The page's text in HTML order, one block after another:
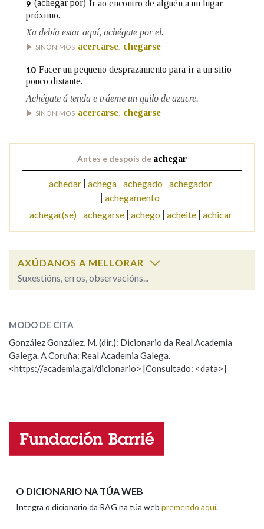
9 (achegar por) Ir ao encontro de alguén a un lugar
próximo.
Xa debía estar aquí, achégate por el.
SINÓNIMOS acercarse chegarse
10 Facer un pequeno desprazamento para ir a un sitio
pouco distante.
Achégate á tenda e tráeme un quilo de azucre.
SINÓNIMOS acercarse, chegarse
Antes e despois de achegar
achedar achega achegado achegador
achegamento
achegar(se)
achegarse achego acheite achicar
AXÚDANOS A MELLORAR
Suxestións, erros, observacións...
ESCOLLE UNHA OPCIÓN:
Observación Hai un erro na palabra
Propoño mellorar a definición
Nome
MODO DE CITA
González González, M. (dir.): Dicionario da Real Academia
Galega. A Coruña: Real Academia Galega.
<https://academia.gal/dicionario> [Consultado: <data>]
O DICIONARIO NA TÚA WEB
Integra o dicionario da RAG na túa web premendo aquí.